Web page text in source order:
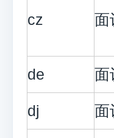
cz 面
de 面
dj 面